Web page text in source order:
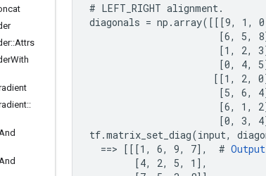
::Attrs
With
::
# LEFT_RIGHT alignment.
diagonals = np.array([[[9, 1,
[6, 5,
[1, 2,
[0, 4,
[[1, 2,
[5, 6,
[6, 1,
[0, 3,
tf.matrix_set_diag(input,
  ==> [[[1, 6, 9, 7],  #
Output
        [4, 2, 5, 1],